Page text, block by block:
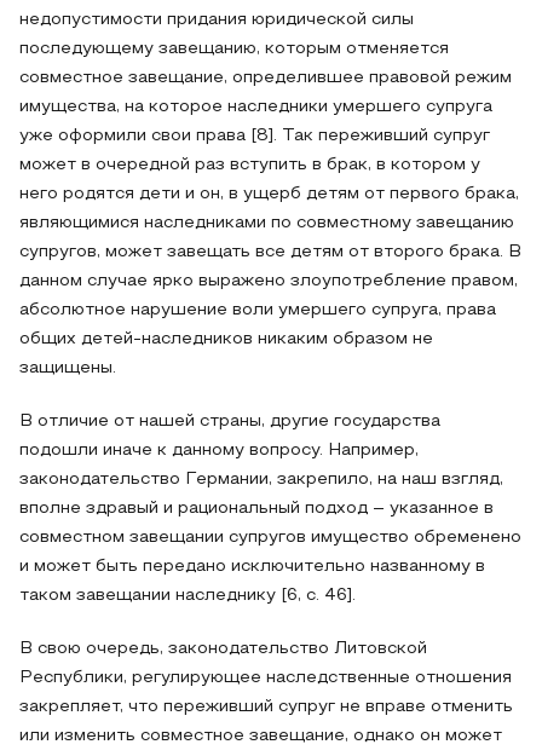
недопустимости придания юридической силы
последующему завещанию, которым отменяется
совместное завещание, определившее правовой режим
имущества, на которое наследники умершего супруга
уже оформили свои права [8]. Так переживший супруг
может в очередной раз вступить в брак, в котором у
него родятся дети и он, в ущерб детям от первого брака,
являющимися наследниками по совместному завещанию
супругов, может завещать все детям от второго брака. В
данном случае ярко выражено злоупотребление правом,
абсолютное нарушение воли умершего супруга, права
общих детей-наследников никаким образом не
защищены.
В отличие от нашей страны, другие государства
подошли иначе к данному вопросу. Например,
законодательство Германии, закрепило, на наш взгляд,
вполне здравый и рациональный подход – указанное в
совместном завещании супругов имущество обременено
и может быть передано исключительно названному в
таком завещании наследнику [6, с. 46].
В свою очередь, законодательство Литовской
Республики, регулирующее наследственные отношения
закрепляет, что переживший супруг не вправе отменить
или изменить совместное завещание, однако он может